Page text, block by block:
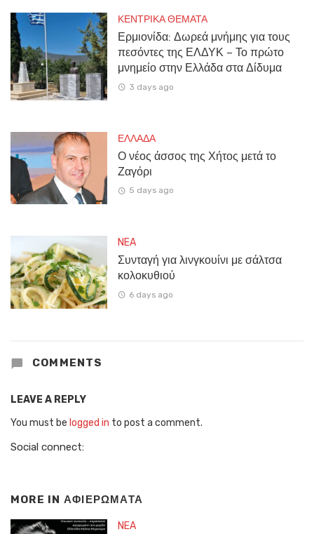
ΚΕΝΤΡΙΚΑ ΘΕΜΑΤΑ
Ερμιονίδα: Δωρεά μνήμης για τους
πεσόντες της ΕΛΔΥΚ – Το πρώτο
μνημείο στην Ελλάδα στα Δίδυμα
3 days ago
ΕΛΛΑΔΑ
Ο νέος άσσος της Χήτος μετά το
Ζαγόρι
5 days ago
NEA
Συνταγή για λινγκουίνι με σάλτσα
κολοκυθιού
6 days ago
COMMENTS
LEAVE A REPLY
You must be logged in to post a comment.
Social connect:
MORE IN ΑΦΙΕΡΩΜΑΤΑ
NEA